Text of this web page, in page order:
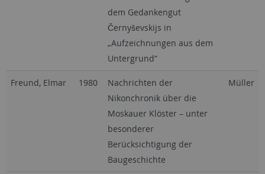
dem Gedankengut
Černyševskijs in
„Aufzeichnungen aus dem
Untergrund“
Freund, Elmar 1980
Nachrichten der
Nikonchronik über die
Moskauer Klöster – unter
besonderer
Berücksichtigung der
Baugeschichte
Müller